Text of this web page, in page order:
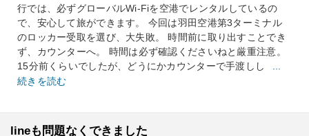
行では、必ずグローバルWi-Fiを空港でレンタルしているの
で、安心して旅ができます。 今回は羽田空港第3ターミナル
のロッカー受取を選び、大失敗。 時間前に取り出すことでき
ず、カウンターへ。 時間は必ず確認くださいねと厳重注意。
15分前くらいでしたが、どうにかカウンターで手渡しし
...
続きを読む
lineも問題なくできました